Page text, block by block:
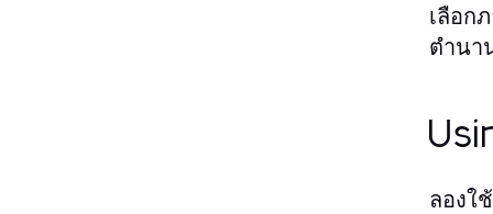
เลือก
ตำนา
ลองใ